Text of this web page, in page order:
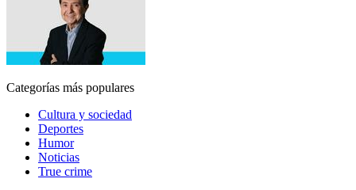
Categorías más populares
Cultura y sociedad
Deportes
Humor
Noticias
True crime